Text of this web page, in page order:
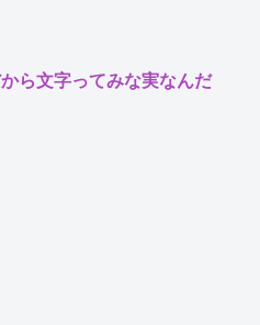
ら文字ってみな実なんだ